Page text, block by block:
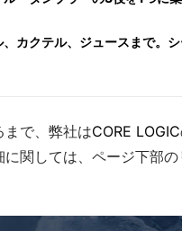
カクテル、ジュースまで。
まで、弊社はCORE LOGIC
関しては、ページ下部